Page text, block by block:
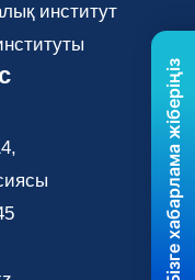
институт
Бізге хабарлама жіберіңіз